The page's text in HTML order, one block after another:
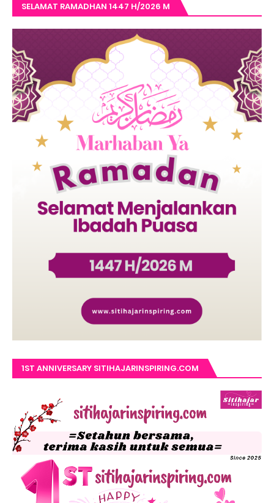
SELAMAT RAMADHAN 1447 H/2026 M
1ST ANNIVERSARY SITIHAJARINSPIRING.COM